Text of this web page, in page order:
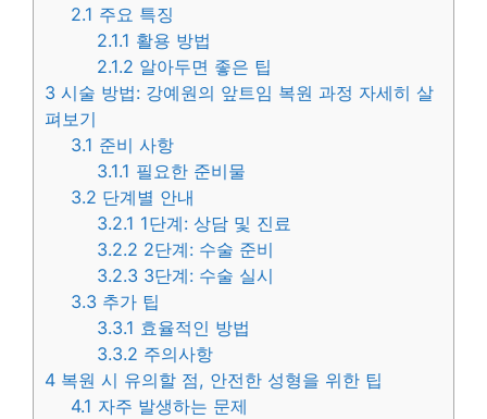
2.1 주요 특징
2.1.1 활용 방법
2.1.2 알아두면 좋은 팁
3 시술 방법: 강예원의 앞트임 복원 과정 자세히 살
펴보기
3.1 준비 사항
3.1.1 필요한 준비물
3.2 단계별 안내
3.2.1 1단계: 상담 및 진료
3.2.2 2단계: 수술 준비
3.2.3 3단계: 수술 실시
3.3 추가 팁
3.3.1 효율적인 방법
3.3.2 주의사항
4 복원 시 유의할 점, 안전한 성형을 위한 팁
4.1 자주 발생하는 문제